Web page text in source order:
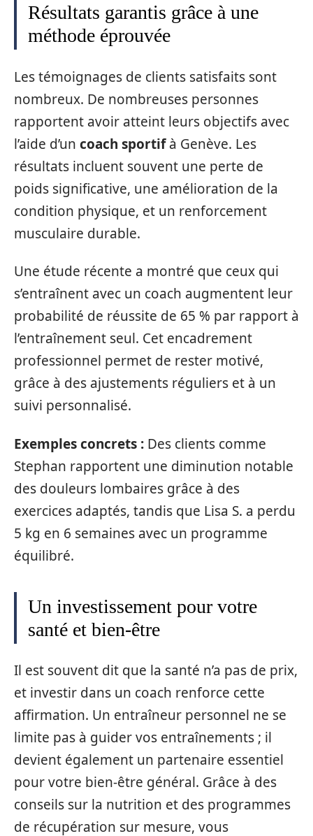
Résultats garantis grâce à une
méthode éprouvée
Les témoignages de clients satisfaits sont
nombreux. De nombreuses personnes
rapportent avoir atteint leurs objectifs avec
l’aide d’un coach sportifà Genève. Les
résultats incluent souvent une perte de
poids significative, une amélioration de la
condition physique, et un renforcement
musculaire durable.
Une étude récente a montré que ceux qui
s’entraînent avec un coach augmentent leur
probabilité de réussite de 65 % par rapport à
l’entraînement seul. Cet encadrement
professionnel permet de rester motivé,
grâce à des ajustements réguliers et à un
suivi personnalisé.
Exemples concrets : Des clients comme
Stephan rapportent une diminution notable
des douleurs lombaires grâce à des
exercices adaptés, tandis que Lisa S. a perdu
5 kg en 6 semaines avec un programme
équilibré.
Un investissement pour votre
santé et bien-être
Il est souvent dit que la santé n’a pas de prix,
et investir dans un coach renforce cette
affirmation. Un entraîneur personnel ne se
limite pas à guider vos entraînements ; il
devient également un partenaire essentiel
pour votre bien-être général. Grâce à des
conseils sur la nutrition et des programmes
de récupération sur mesure, vous